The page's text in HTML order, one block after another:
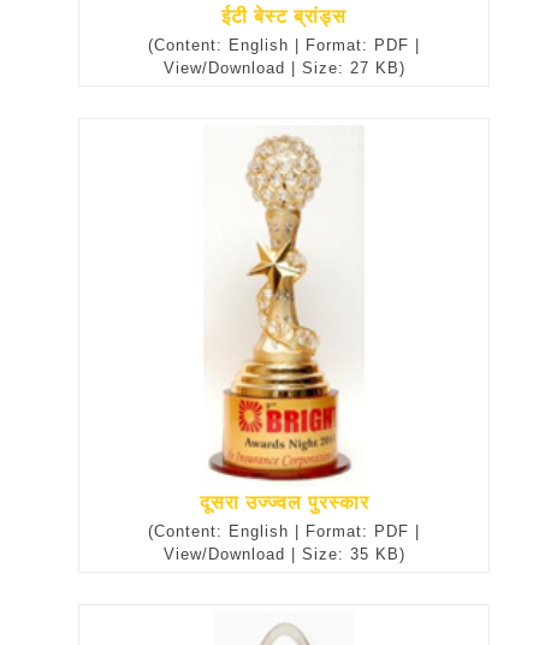
ईटी बेस्ट ब्रांड्स
(Content: English | Format: PDF |
View/Download | Size: 27 KB)
दूसरा उज्ज्वल पुरस्कार
(Content: English | Format: PDF |
View/Download | Size: 35 KB)